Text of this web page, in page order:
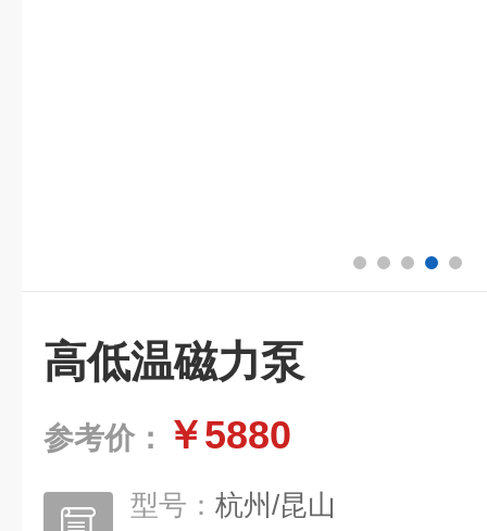
高低温磁力泵
参考价： ￥5880
型号： 杭州/昆山